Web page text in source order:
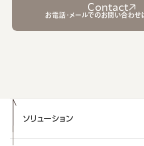
Contact
お電話・メールでのお問い合わせ
ソリューション